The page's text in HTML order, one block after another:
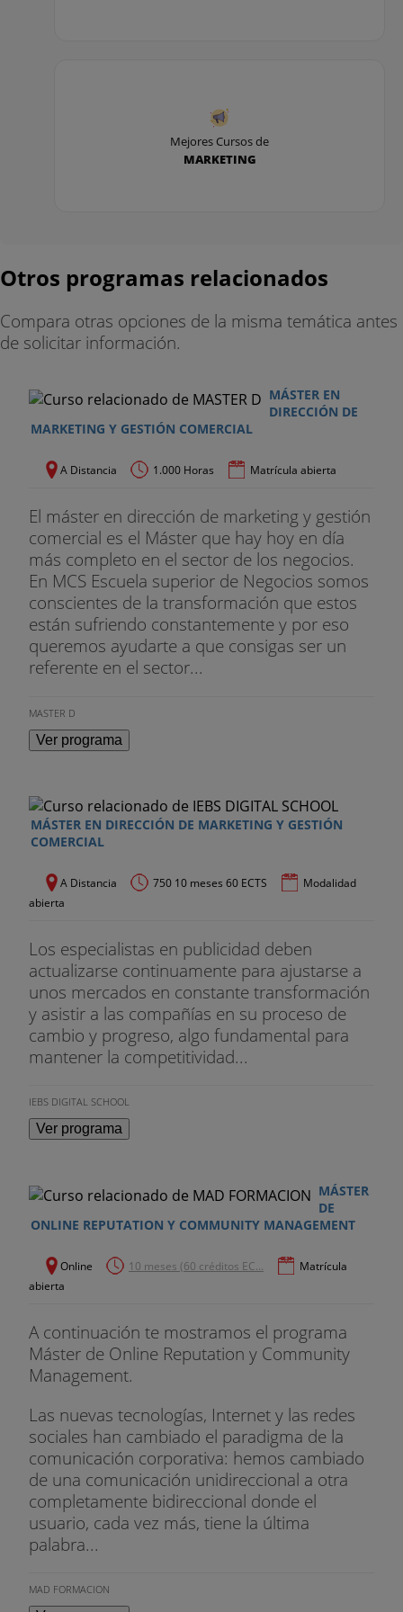
Mejores Cursos de
MARKETING
Otros programas relacionados
Compara otras opciones de la misma temática antes
de solicitar información.
MÁSTER EN
DIRECCIÓN DE
MARKETING Y GESTIÓN COMERCIAL
A Distancia 1.000 Horas Matrícula abierta
El máster en dirección de marketing y gestión
comercial es el Máster que hay hoy en día
más completo en el sector de los negocios.
En MCS Escuela superior de Negocios somos
conscientes de la transformación que estos
están sufriendo constantemente y por eso
queremos ayudarte a que consigas ser un
referente en el sector...
MASTER D
Ver programa
MÁSTER EN DIRECCIÓN DE MARKETING Y GESTIÓN
COMERCIAL
A Distancia 750 10 meses 60 ECTS
Modalidad
abierta
Los especialistas en publicidad deben
actualizarse continuamente para ajustarse a
unos mercados en constante transformación
y asistir a las compañías en su proceso de
cambio y progreso, algo fundamental para
mantener la competitividad...
IEBS DIGITAL SCHOOL
Ver programa
MÁSTER
DE
ONLINE REPUTATION Y COMMUNITY MANAGEMENT
Online 10 meses (60 créditos EC...
Matrícula
abierta
A continuación te mostramos el programa
Máster de Online Reputation y Community
Management.
Las nuevas tecnologías, Internet y las redes
sociales han cambiado el paradigma de la
comunicación corporativa: hemos cambiado
de una comunicación unidireccional a otra
completamente bidireccional donde el
usuario, cada vez más, tiene la última
palabra...
MAD FORMACION